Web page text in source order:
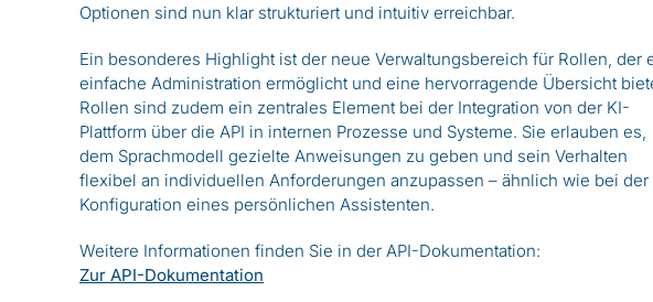
Optionen sind nun klar strukturiert und intuitiv erreichbar.
Ein besonderes Highlight ist der neue Verwaltungsbereich für Rollen, der
einfache Administration ermöglicht und eine hervorragende Übersicht
Rollen sind zudem ein zentrales Element bei der Integration von der KI-
Plattform über die API in internen Prozesse und Systeme. Sie erlauben es,
dem Sprachmodell gezielte Anweisungen zu geben und sein Verhalten
flexibel an individuellen Anforderungen anzupassen – ähnlich wie bei der
Konfiguration eines persönlichen Assistenten.
Weitere Informationen finden Sie in der API-Dokumentation:
Zur API-Dokumentation